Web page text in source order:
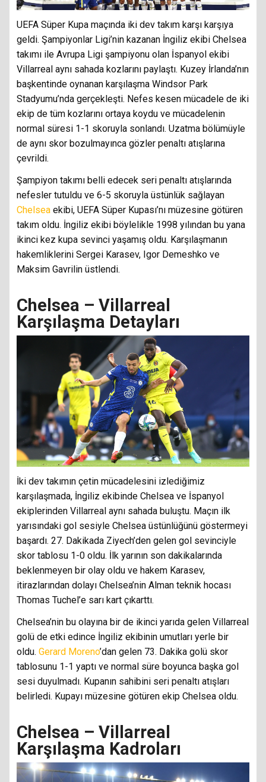
UEFA Süper Kupa maçında iki dev takım karşı karşıya
geldi. Şampiyonlar Ligi’nin kazanan İngiliz ekibi Chelsea
takımı ile Avrupa Ligi şampiyonu olan İspanyol ekibi
Villarreal aynı sahada kozlarını paylaştı. Kuzey İrlanda’nın
başkentinde oynanan karşılaşma Windsor Park
Stadyumu’nda gerçekleşti. Nefes kesen mücadele de iki
ekip de tüm kozlarını ortaya koydu ve mücadelenin
normal süresi 1-1 skoruyla sonlandı. Uzatma bölümüyle
de aynı skor bozulmayınca gözler penaltı atışlarına
çevrildi.
Şampiyon takımı belli edecek seri penaltı atışlarında
nefesler tutuldu ve 6-5 skoruyla üstünlük sağlayan
Chelsea ekibi, UEFA Süper Kupası’nı müzesine götüren
takım oldu. İngiliz ekibi böylelikle 1998 yılından bu yana
ikinci kez kupa sevinci yaşamış oldu. Karşılaşmanın
hakemliklerini Sergei Karasev, Igor Demeshko ve
Maksim Gavrilin üstlendi.
Chelsea – Villarreal
Karşılaşma Detayları
İki dev takımın çetin mücadelesini izlediğimiz
karşılaşmada, İngiliz ekibinde Chelsea ve İspanyol
ekiplerinden Villarreal aynı sahada buluştu. Maçın ilk
yarısındaki gol sesiyle Chelsea üstünlüğünü göstermeyi
başardı. 27. Dakikada Ziyech’den gelen gol sevinciyle
skor tablosu 1-0 oldu. İlk yarının son dakikalarında
beklenmeyen bir olay oldu ve hakem Karasev,
itirazlarından dolayı Chelsea’nin Alman teknik hocası
Thomas Tuchel’e sarı kart çıkarttı.
Chelsea’nin bu olayına bir de ikinci yarıda gelen Villarreal
golü de etki edince İngiliz ekibinin umutları yerle bir
oldu. Gerard Moreno’dan gelen 73. Dakika golü skor
tablosunu 1-1 yaptı ve normal süre boyunca başka gol
sesi duyulmadı. Kupanın sahibini seri penaltı atışları
belirledi. Kupayı müzesine götüren ekip Chelsea oldu.
Chelsea – Villarreal
Karşılaşma Kadroları